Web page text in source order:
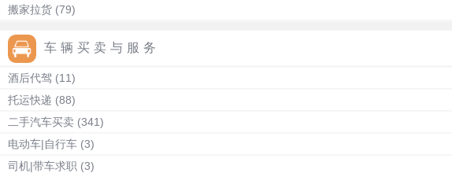
搬家拉货 (79)
车辆买卖与服务
酒后代驾 (11)
托运快递 (88)
二手汽车买卖 (341)
电动车|自行车 (3)
司机|带车求职 (3)